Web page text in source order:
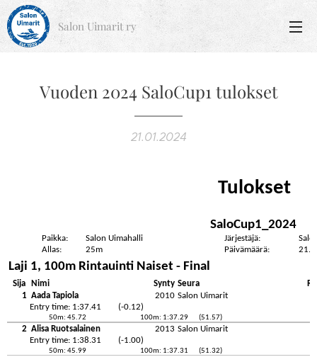
Salon Uimarit ry
Vuoden 2024 SaloCup1 tulokset
21.01.2024
Tulokset
SaloCup1_2024
Paikka: Salon Uimahalli Järjestäjä:
Allas:
25m Päivämäärä:
Laji 1, 100m Rintauinti Naiset - Final
Sija Nimi Synty Seura
1 Aada Tapiola 2010 Salon Uimarit
Entry time: 1:37.41
(-0.12)
50m: 45.72 100m: 1:37.29 (51.57)
2 Alisa Ruotsalainen 2013 Salon Uimarit
Entry time: 1:38.31
(-1.00)
50m: 45.99 100m: 1:37.31 (51.32)